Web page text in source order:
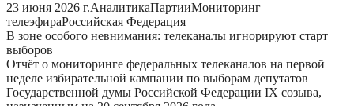
23 июня 2026 г.АналитикаПартииМониторинг
телеэфираРоссийская Федерация
В зоне особого невнимания: телеканалы игнорируют старт
выборов
Отчёт о мониторинге федеральных телеканалов на первой
неделе избирательной кампании по выборам депутатов
Государственной думы Российской Федерации IX созыва,